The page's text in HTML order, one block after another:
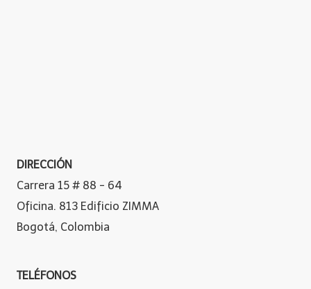
DIRECCIÓN
Carrera 15 # 88 - 64
Oficina. 813 Edificio ZIMMA
Bogotá, Colombia
TELÉFONOS